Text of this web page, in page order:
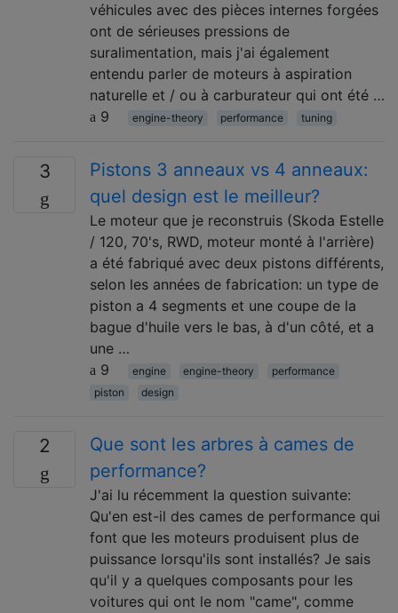
véhicules avec des pièces internes forgées
ont de sérieuses pressions de
suralimentation, mais j'ai également
entendu parler de moteurs à aspiration
naturelle et / ou à carburateur qui ont été …
9
engine-theory performance tuning
3
Pistons 3 anneaux vs 4 anneaux:
quel design est le meilleur?
Le moteur que je reconstruis (Skoda Estelle
/ 120, 70's, RWD, moteur monté à l'arrière)
a été fabriqué avec deux pistons différents,
selon les années de fabrication: un type de
piston a 4 segments et une coupe de la
bague d'huile vers le bas, à d'un côté, et a
une …
9
engine engine-theory
performance
piston
design
2
Que sont les arbres à cames de
performance?
J'ai lu récemment la question suivante:
Qu'en est-il des cames de performance qui
font que les moteurs produisent plus de
puissance lorsqu'ils sont installés? Je sais
qu'il y a quelques composants pour les
voitures qui ont le nom "came", comme